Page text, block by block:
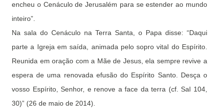
encheu o Cenáculo de Jerusalém para se estender ao mundo
inteiro”.
Na sala do Cenáculo na Terra Santa, o Papa disse: “Daqui
parte a Igreja em saída, animada pelo sopro vital do Espírito.
Reunida em oração com a Mãe de Jesus, ela sempre revive a
espera de uma renovada efusão do Espírito Santo. Desça o
vosso Espírito, Senhor, e renove a face da terra (cf. Sal 104,
30)” (26 de maio de 2014).